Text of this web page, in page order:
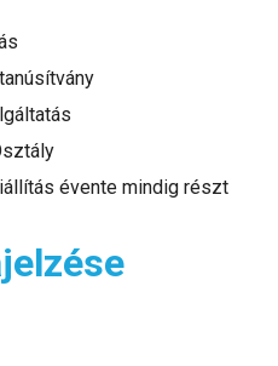
évente mindig részt